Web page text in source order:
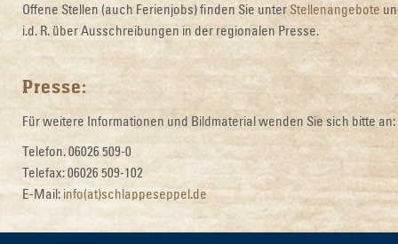
Offene Stellen (auch Ferienjobs) finden Sie unter Stellenangebote
i.d. R. über Ausschreibungen in der regionalen Presse.
Presse:
Für weitere Informationen und Bildmaterial wenden Sie sich bitte an:
Telefon. 06026 509-0
Telefax: 06026 509-102
E-Mail: info(at)schlappeseppel.de